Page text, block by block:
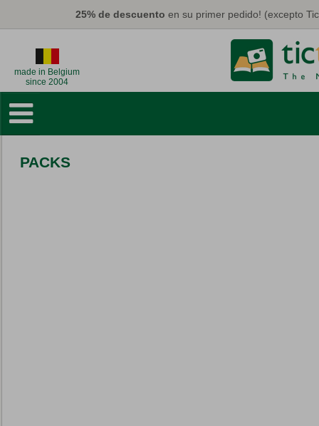
25% de descuento en su primer pedido! (excepto
made in Belgium
since 2004
Deco Murales
Tarjetas y Calendarios
PACKS